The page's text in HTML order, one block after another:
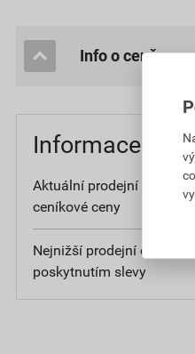
Info o ceně
Informace o
Aktuální prodejní cena po
ceníkové ceny
Nejnižší prodejní cena v
poskytnutím slevy